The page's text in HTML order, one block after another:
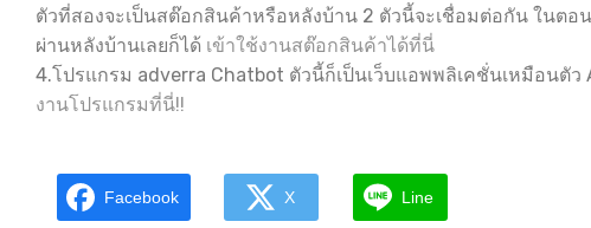
ตัวที่สองจะเป็นสต๊อกสินค้าหรือหลังบ้าน 2 ตัวนี้จะเชื่อมต่อกัน ในต
ผ่านหลังบ้านเลยก็ได้ เข้าใช้งานสต๊อกสินค้าได้ที่นี่
4.โปรแกรม adverra Chatbot ตัวนี้ก็เป็นเว็บแอพพลิเคชั่นเหมือนตั
งานโปรแกรมที่นี่!!
Facebook X Line